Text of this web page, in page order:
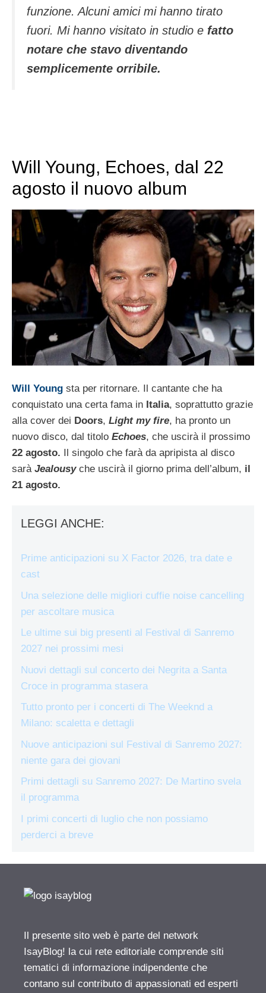
funzione. Alcuni amici mi hanno tirato
fuori. Mi hanno visitato in studio e fatto
notare che stavo diventando
semplicemente orribile.
Will Young, Echoes, dal 22
agosto il nuovo album
Will Young sta per ritornare. Il cantante che ha
conquistato una certa fama in Italia, soprattutto grazie
alla cover dei Doors, Light my fire, ha pronto un
nuovo disco, dal titolo Echoes, che uscirà il prossimo
22 agosto. Il singolo che farà da apripista al disco
sarà Jealousy che uscirà il giorno prima dell’album, il
21 agosto.
LEGGI ANCHE:
Prime anticipazioni su X Factor 2026, tra date e
cast
Una selezione delle migliori cuffie noise cancelling
per ascoltare musica
Le ultime sui big presenti al Festival di Sanremo
2027 nei prossimi mesi
Nuovi dettagli sul concerto dei Negrita a Santa
Croce in programma stasera
Tutto pronto per i concerti di The Weeknd a
Milano: scaletta e dettagli
Nuove anticipazioni sul Festival di Sanremo 2027:
niente gara dei giovani
Primi dettagli su Sanremo 2027: De Martino svela
il programma
I primi concerti di luglio che non possiamo
perderci a breve
Il presente sito web è parte del network
IsayBlog! la cui rete editoriale comprende siti
tematici di informazione indipendente che
contano sul contributo di appassionati ed esperti